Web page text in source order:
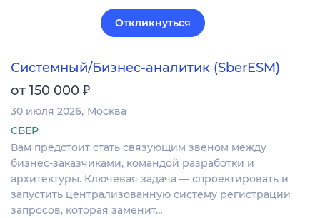
Откликнуться
Системный/Бизнес-аналитик (SberESM)
от 150 000 ₽
30 июля 2026 Москва
СБЕР
Вам предстоит стать связующим звеном между
бизнес-заказчиками, командой разработки и
архитектуры. Ключевая задача — спроектировать и
запустить централизованную систему регистрации
запросов, которая заменит…